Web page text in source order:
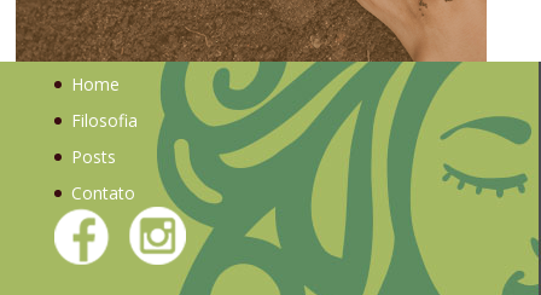
Home
Filosofia
Posts
Contato